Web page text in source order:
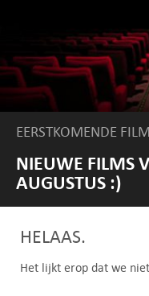
EERSTKOMENDE
NIEUWE FILMS
AUGUSTUS :)
HELAAS.
Het lijkt erop dat we